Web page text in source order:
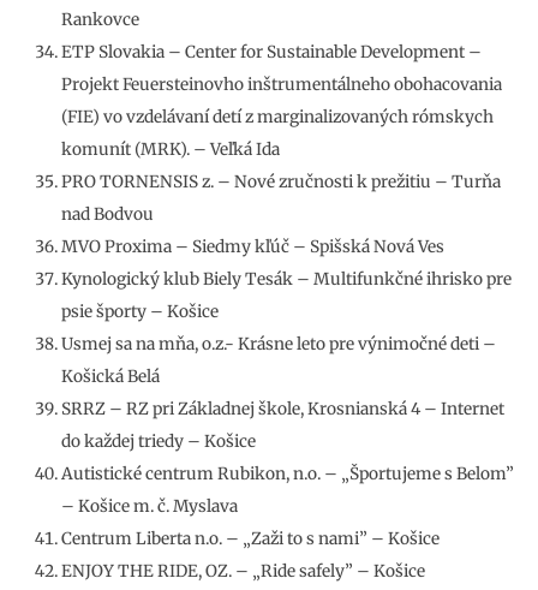
Rankovce
ETP Slovakia – Center for Sustainable Development –
Projekt Feuersteinovho inštrumentálneho obohacovania
(FIE) vo vzdelávaní detí z marginalizovaných rómskych
komunít (MRK). – Veľká Ida
PRO TORNENSIS z. – Nové zručnosti k prežitiu – Turňa
nad Bodvou
MVO Proxima – Siedmy kľúč – Spišská Nová Ves
Kynologický klub Biely Tesák – Multifunkčné ihrisko pre
psie športy – Košice
Usmej sa na mňa, o.z.- Krásne leto pre výnimočné deti –
Košická Belá
SRRZ – RZ pri Základnej škole, Krosnianská 4 – Internet
do každej triedy – Košice
Autistické centrum Rubikon, n.o. – „Športujeme s Belom”
– Košice m. č. Myslava
Centrum Liberta n.o. – „Zaži to s nami” – Košice
ENJOY THE RIDE, OZ. – „Ride safely” – Košice